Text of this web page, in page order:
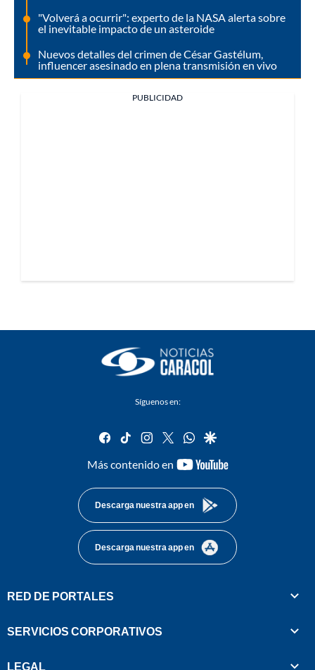
"Volverá a ocurrir": experto de la NASA alerta sobre
el inevitable impacto de un asteroide
Nuevos detalles del crimen de César Gastélum,
influencer asesinado en plena transmisión en vivo
PUBLICIDAD
Síguenos en:
facebook
tiktok instagram
twitterwhatsapp
google
Más contenido en
youtube-
Descarga nuestra app en
Descarga nuestra app en
RED DE PORTALES
SERVICIOS CORPORATIVOS
LEGAL